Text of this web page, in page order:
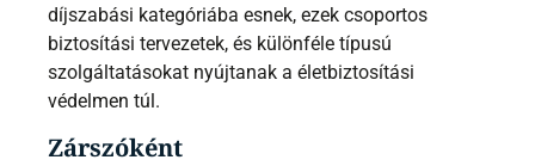
díjszabási kategóriába esnek, ezek csoportos
biztosítási tervezetek, és különféle típusú
szolgáltatásokat nyújtanak a életbiztosítási
védelmen túl.
Zárszóként